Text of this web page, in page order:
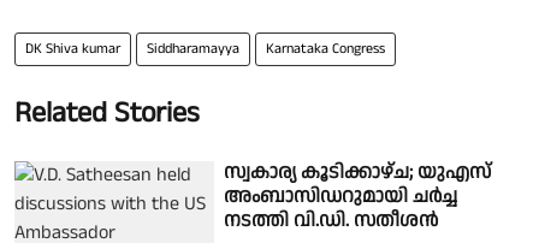
DK Shiva kumar Siddharamayya Karnataka Congress
Related Stories
സ്വകാര്യ കൂടിക്കാഴ്ച; യുഎസ്
അംബാസിഡറുമായി ചർച്ച
നടത്തി വി.ഡി. സതീശൻ